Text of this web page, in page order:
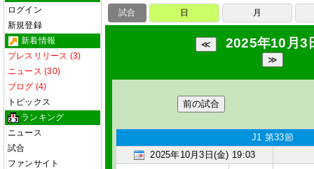
ログイン
新規登録
新着情報
プレスリリース (3)
ニュース (30)
ブログ (4)
トピックス
ランキング
ニュース
試合
ファンサイト
試合 日 月
2025年10月3
前の試合
J1 第33節
2025年10月3日(金) 19:03